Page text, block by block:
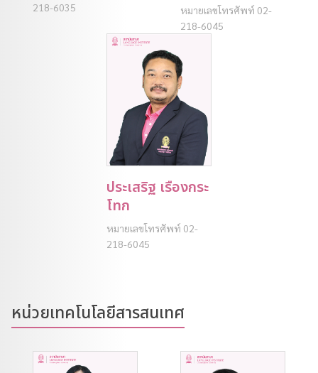
218-6035
หมายเลขโทรศัพท์ 02-
218-6045
ประเสริฐ เรืองกระ
โทก
หมายเลขโทรศัพท์ 02-
218-6045
หน่วยเทคโนโลยีสารสนเทศ